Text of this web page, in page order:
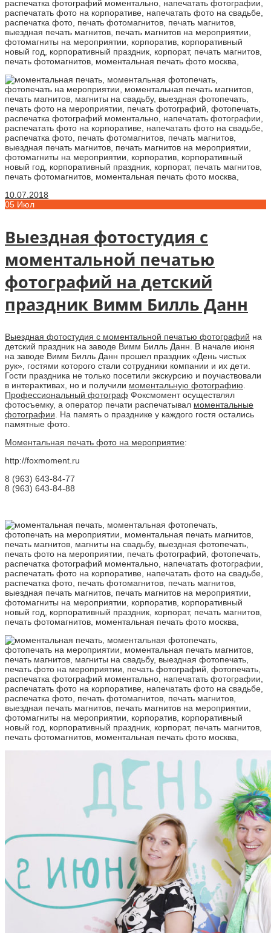
10.07.2018
05 Июл
Выездная фотостудия с
моментальной печатью
фотографий на детский
праздник Вимм Билль Данн
Выездная фотостудия с моментальной печатью фотографий на
детский праздник на заводе Вимм Билль Данн. В начале июня
на заводе Вимм Билль Данн прошел праздник «День чистых
рук», гостями которого стали сотрудники компании и их дети.
Гости праздника не только посетили экскурсию и поучаствовали
в интерактивах, но и получили моментальную фотографию
Профессиональный фотограф Фоксмомент осуществлял
фотосъемку, а оператор печати распечатывал моментальные
фотографии . На память о празднике у каждого гостя остались
памятные фото.
Моментальная печать фото на мероприятие:
http://foxmoment.ru
8 (963) 643-84-77
8 (963) 643-84-88